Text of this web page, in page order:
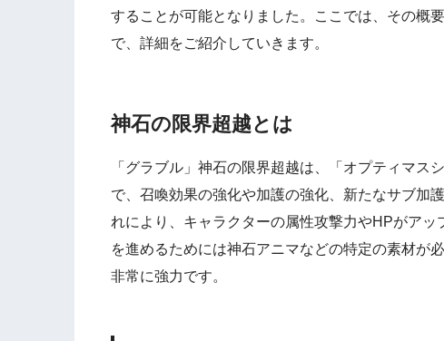
することが可能となりました。ここでは、その概
で、詳細をご紹介していきます。
神石の限界超越とは
「グラブル」神石の限界超越は、「オプティマス
で、召喚効果の強化や加護の強化、新たなサブ加
れにより、キャラクターの属性攻撃力やHPがア
を進めるためには神石アニマなどの特定の素材が
非常に強力です。